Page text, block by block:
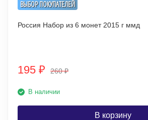
ВЫБОР ПОКУПАТЕЛЕЙ
Россия Набор из 6 монет 2015 г ммд
195 ₽ 260₽
В наличии
В корзину